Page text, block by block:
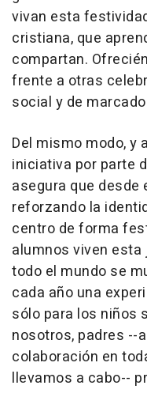
vivan esta
cristiana, que
compartan.
frente a otras
social y de
Del mismo modo, y
iniciativa por parte
asegura que
reforzando la
centro de forma
alumnos viven
todo el mundo se
cada año una
sólo para los niños
nosotros, padres --
colaboración en
llevamos a cabo--